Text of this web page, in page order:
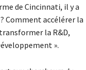
de Cincinnati, il y a
Comment accélérer la
la R&D,
».